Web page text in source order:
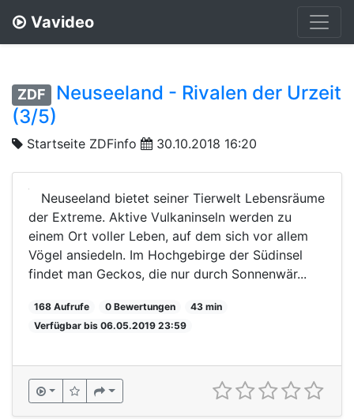
Vavideo
ZDF
Neuseeland - Rivalen der Urzeit
(3/5)
Startseite ZDFinfo 30.10.2018 16:20
Neuseeland bietet seiner Tierwelt Lebensräume
der Extreme. Aktive Vulkaninseln werden zu
einem Ort voller Leben, auf dem sich vor allem
Vögel ansiedeln. Im Hochgebirge der Südinsel
findet man Geckos, die nur durch Sonnenwär...
168 Aufrufe 0 Bewertungen
43 min
Verfügbar bis 06.05.2019 23:59